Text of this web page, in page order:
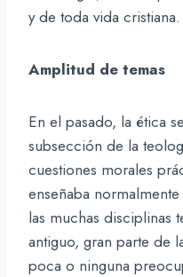
y de toda vida cristiana.
Amplitud de temas
En el pasado, la ética
subsección de la
cuestiones morales
enseñaba
las muchas disciplinas
antiguo, gran parte de
poca o ninguna